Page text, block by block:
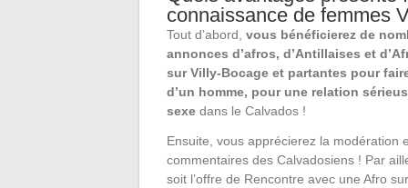
connaissance de femmes
Tout d’abord, vous bénéficierez de
annonces d’afros, d’Antillaises et
sur Villy-Bocage et partantes pour
d’un homme, pour une relation
sexe dans le Calvados !
Ensuite, vous apprécierez la modération
commentaires des Calvadosiens ! Par
soit l’offre de Rencontre avec une Afro